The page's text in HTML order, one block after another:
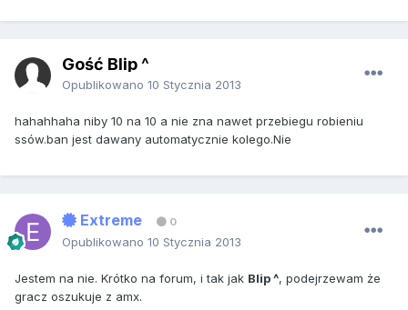
Gość Blip ^
Opublikowano 10 Stycznia 2013
hahahhaha niby 10 na 10 a nie zna nawet przebiegu robieniu
ssów.ban jest dawany automatycznie kolego.Nie
Extreme 0
Opublikowano 10 Stycznia 2013
Jestem na nie. Krótko na forum, i tak jak Blip ^, podejrzewam że
gracz oszukuje z amx.